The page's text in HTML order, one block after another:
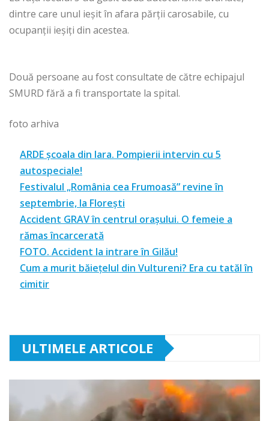
dintre care unul ieșit în afara părții carosabile, cu
ocupanții ieșiți din acestea.
Două persoane au fost consultate de către echipajul
SMURD fără a fi transportate la spital.
foto arhiva
ARDE școala din Iara. Pompierii intervin cu 5
autospeciale!
Festivalul „România cea Frumoasă” revine în
septembrie, la Florești
Accident GRAV în centrul orașului. O femeie a
rămas încarcerată
FOTO. Accident la intrare în Gilău!
Cum a murit băiețelul din Vultureni? Era cu tatăl în
cimitir
ULTIMELE ARTICOLE